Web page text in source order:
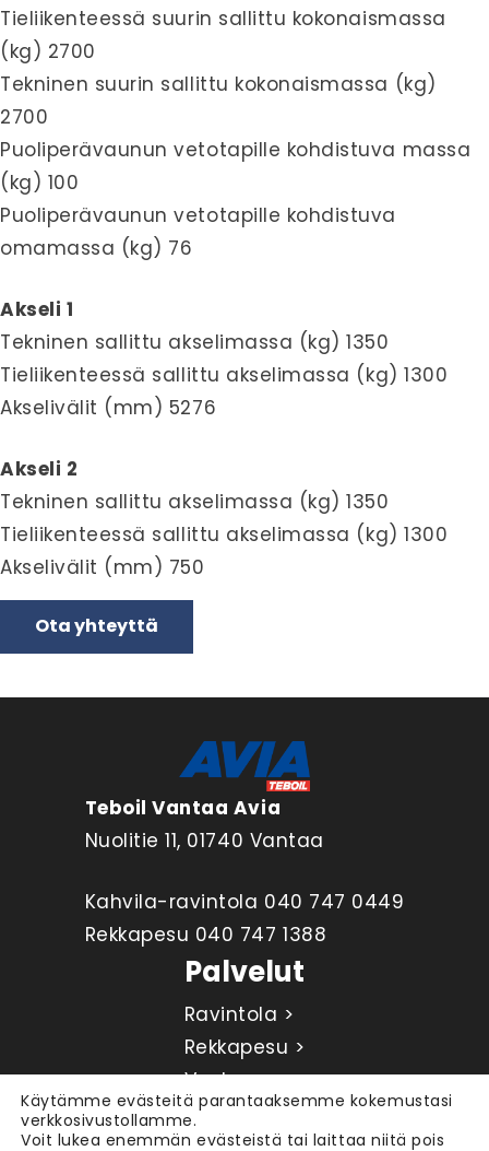
Tieliikenteessä suurin sallittu kokonaismassa
(kg) 2700
Tekninen suurin sallittu kokonaismassa (kg)
2700
Puoliperävaunun vetotapille kohdistuva massa
(kg) 100
Puoliperävaunun vetotapille kohdistuva
omamassa (kg) 76
Akseli 1
Tekninen sallittu akselimassa (kg) 1350
Tieliikenteessä sallittu akselimassa (kg) 1300
Akselivälit (mm) 5276
Akseli 2
Tekninen sallittu akselimassa (kg) 1350
Tieliikenteessä sallittu akselimassa (kg) 1300
Akselivälit (mm) 750
Ota yhteyttä
Teboil Vantaa Avia
Nuolitie 11, 01740 Vantaa
Kahvila-ravintola 040 747 0449
Rekkapesu 040 747 1388
Palvelut
Ravintola >
Rekkapesu >
Vuokraus >
FacebookInstagram
Käytämme evästeitä parantaaksemme kokemustasi
verkkosivustollamme.
Voit lukea enemmän evästeistä tai laittaa niitä pois